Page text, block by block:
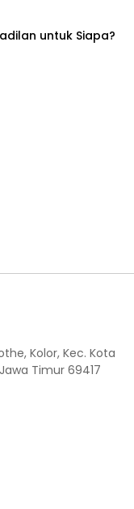
untuk Siapa?
Kolor, Kec. Kota
Timur 69417